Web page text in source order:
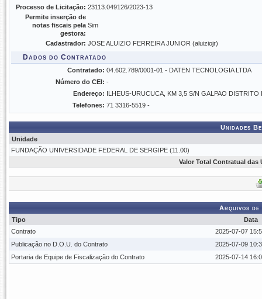
Processo de Licitação: 23113.049126/2023-13
Permite inserção de
notas fiscais pela
gestora:
Sim
Cadastrador: JOSE ALUIZIO FERREIRA JUNIOR (aluiziojr)
Dados do Contratado
Contratado: 04.602.789/0001-01 - DATEN TECNOLOGIA LTDA
Número do CEI: -
Endereço: ILHEUS-URUCUCA, KM 3,5 S/N GALPAO DISTRITO
Telefones: 71 3316-5519 -
Unidades
Unidade
FUNDAÇÃO UNIVERSIDADE FEDERAL DE SERGIPE (11.00)
Valor Total Contratual das
Arquivos
Tipo
Data
Contrato
2025-07-07
Publicação no D.O.U. do Contrato
2025-07-09
Portaria de Equipe de Fiscalização do Contrato
2025-07-14